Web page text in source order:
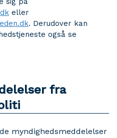
eller
. Derudover kan
også se
fra
myndighedsmeddelelser